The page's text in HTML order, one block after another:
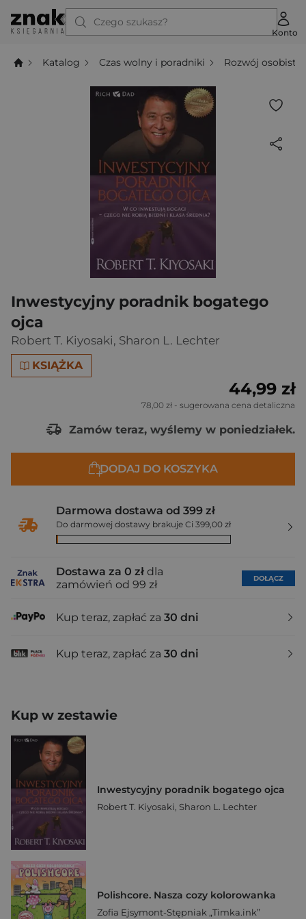
Czego szukasz?
Konto
Katalog Czas wolny i poradniki Rozwój osobisty
Inwestycyjny poradnik bogatego
ojca
Robert T. Kiyosaki, Sharon L. Lechter
KSIĄŻKA
44,99 zł
78,00 zł - sugerowana cena detaliczna
Zamów teraz, wyślemy w poniedziałek.
DODAJ DO KOSZYKA
Darmowa dostawa od 399 zł
Do darmowej dostawy brakuje Ci 399,00 zł
Dostawa za 0 zł dla
zamówień od 99 zł
DOŁĄCZ
Kup teraz, zapłać za 30 dni
Kup teraz, zapłać za 30 dni
Kup w zestawie
Inwestycyjny poradnik bogatego ojca
Robert T. Kiyosaki, Sharon L. Lechter
Polishcore. Nasza cozy kolorowanka
Zofia Ejsymont-Stępniak „Timka.ink”